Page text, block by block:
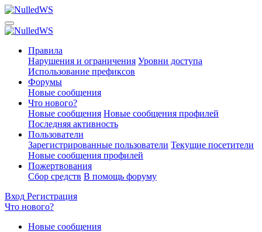
Правила
Нарушения и ограничения Уровни доступа
Использование префиксов
Форумы
Новые сообщения
Что нового?
Новые сообщения Новые сообщения профилей
Последняя активность
Пользователи
Зарегистрированные пользователи Текущие посетители
Новые сообщения профилей
Пожертвования
Сбор средств В помощь форуму
Вход Регистрация
Что нового?
Новые сообщения